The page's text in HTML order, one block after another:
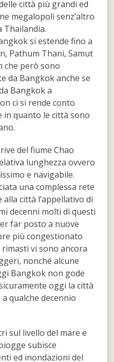
città più grandi ed
megalopoli senz’altro
Thailandia.
si estende fino a
Pathum Thani, Samut
che però sono
da Bangkok anche se
Bangkok a
ci si rende conto
in quanto le città sono
del fiume Chao
lunghezza ovvero
e navigabile.
una complessa rete
città l’appellativo di
decenni molti di questi
far posto a nuove
più congestionato
vi sono ancora
nonché alcune
Bangkok non gode
oggi la città
qualche decennio
sul livello del mare e
subisce
ed inondazioni del